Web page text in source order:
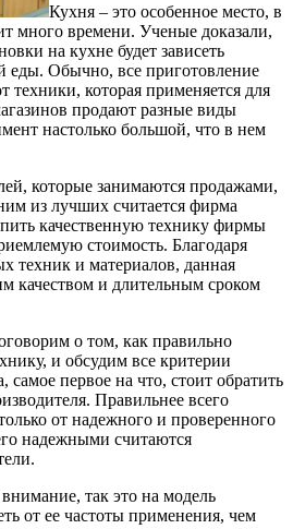
Кухня – это особенное место, в
много времени. Ученые доказали,
на кухне будет зависеть
еды. Обычно, все приготовление
техники, которая применяется для
продают разные виды
настолько большой, что в нем
которые занимаются продажами,
из лучших считается фирма
качественную технику фирмы
стоимость. Благодаря
техник и материалов, данная
качеством и длительным сроком
о том, как правильно
и обсудим все критерии
первое на что, стоит обратить
Правильнее всего
от надежного и проверенного
надежными считаются
так это на модель
от ее частоты применения, чем